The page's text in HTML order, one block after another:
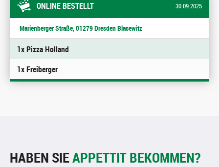
ONLINE BESTELLT 30.09.2025
Marienberger Straße, 01279 Dresden Blasewitz
1x Pizza Holland
1x Freiberger
HABEN SIEAPPETTIT BEKOMMEN?